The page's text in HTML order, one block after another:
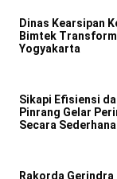
Dinas Kearsipan
Bimtek
Yogyakarta
Sikapi Efisiensi
Pinrang Gelar
Secara Sederhana
Rakorda